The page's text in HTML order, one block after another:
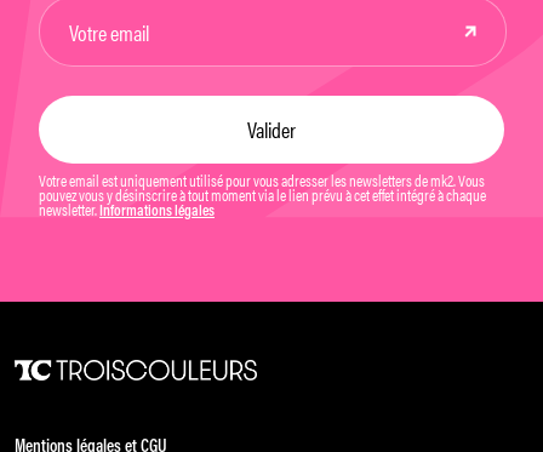
Votre email est uniquement utilisé pour vous adresser les newsletters de mk2. Vous
pouvez vous y désinscrire à tout moment via le lien prévu à cet effet intégré à chaque
newsletter. Informations légales
Mentions légales et CGU